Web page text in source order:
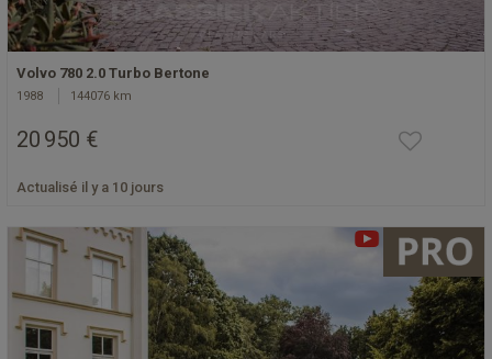
Volvo 780 2.0 Turbo Bertone
1988 144076 km
20 950 €
Actualisé il y a 10 jours